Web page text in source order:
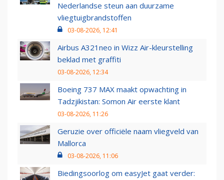
Nederlandse steun aan duurzame
vliegtuigbrandstoffen
03-08-2026, 12:41
Airbus A321neo in Wizz Air-kleurstelling
beklad met graffiti
03-08-2026, 12:34
Boeing 737 MAX maakt opwachting in
Tadzjikistan: Somon Air eerste klant
03-08-2026, 11:26
Geruzie over officiële naam vliegveld van
Mallorca
03-08-2026, 11:06
Biedingsoorlog om easyJet gaat verder: